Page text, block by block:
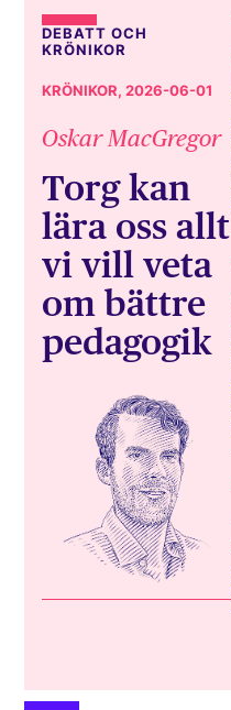
DEBATT OCH
KRÖNIKOR
KRÖNIKOR, 2026-06-01
Oskar MacGregor
Torg kan
lära oss allt
vi vill veta
om bättre
pedagogik